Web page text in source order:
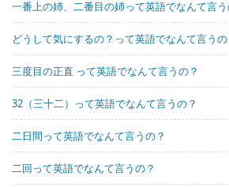
一番上の姉、二番目の姉って英語でなんて言う
どうして気にするの？って英語でなんて言うの
三度目の正直 って英語でなんて言うの？
32（三十二）って英語でなんて言うの？
二日間って英語でなんて言うの？
二回って英語でなんて言うの？